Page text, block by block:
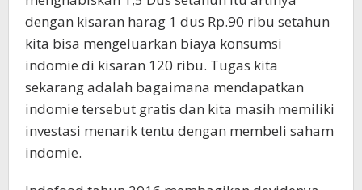
dengan kisaran harag 1 dus Rp.90 ribu setahun
kita bisa mengeluarkan biaya konsumsi
indomie di kisaran 120 ribu. Tugas kita
sekarang adalah bagaimana mendapatkan
indomie tersebut gratis dan kita masih memiliki
investasi menarik tentu dengan membeli saham
indomie.